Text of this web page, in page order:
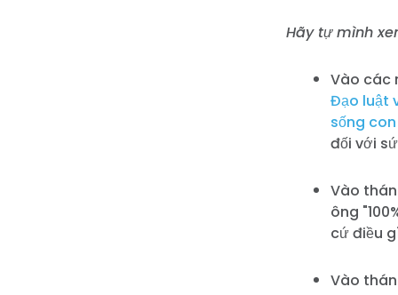
Hãy tự mình
Vào các
Đạo luật
sống
đối với
Vào
ông
cứ điều
Vào